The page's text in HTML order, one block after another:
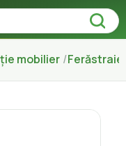
mobilier Ferăstraie